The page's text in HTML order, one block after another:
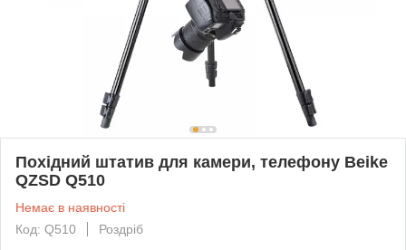
Похідний штатив для камери, телефону Beike
QZSD Q510
Немає в наявності
Код: Q510
Роздріб